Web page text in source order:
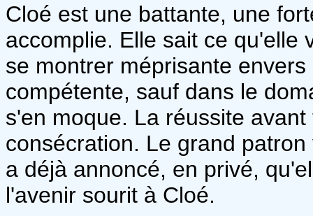
Cloé est une battante, une
accomplie. Elle sait ce qu'elle
se montrer méprisante
compétente, sauf dans le
s'en moque. La réussite
consécration. Le grand
a déjà annoncé, en privé,
l'avenir sourit à Cloé.